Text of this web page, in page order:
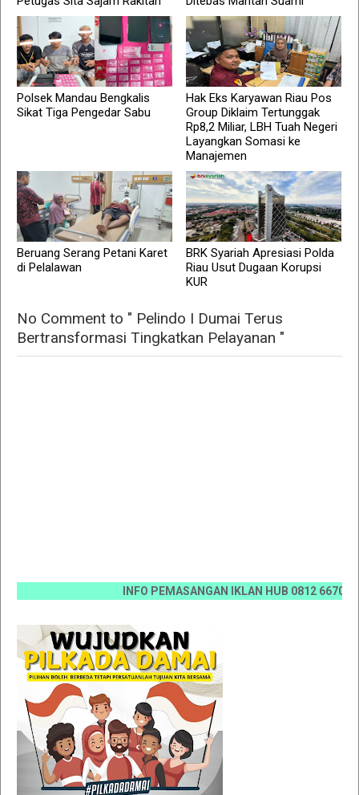
Polsek Mandau Bengkalis
Sikat Tiga Pengedar Sabu
Hak Eks Karyawan Riau Pos
Group Diklaim Tertunggak
Rp8,2 Miliar, LBH Tuah Negeri
Layangkan Somasi ke
Manajemen
Beruang Serang Petani Karet
di Pelalawan
BRK Syariah Apresiasi Polda
Riau Usut Dugaan Korupsi
KUR
No Comment to " Pelindo I Dumai Terus
Bertransformasi Tingkatkan Pelayanan "
INFO PEMASANGAN IKLAN HUB 0812 6670